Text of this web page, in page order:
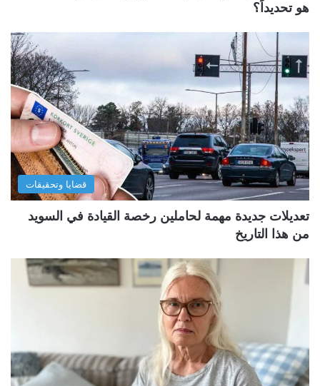
هو تحديداً؟
قضايا وتحقيقات
تعديلات جديدة مهمة لحاملين رخصة القيادة في السويد
من هذا التاريخ